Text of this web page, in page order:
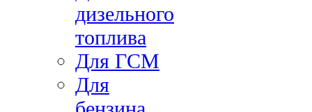
дизельного
топлива
Для ГСМ
Для